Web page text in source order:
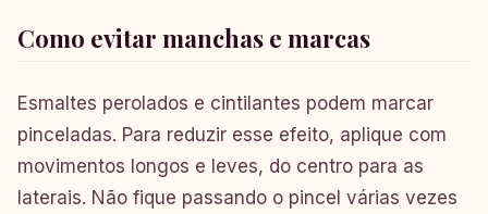
Como evitar manchas e marcas
Esmaltes perolados e cintilantes podem marcar
pinceladas. Para reduzir esse efeito, aplique com
movimentos longos e leves, do centro para as
laterais. Não fique passando o pincel várias vezes